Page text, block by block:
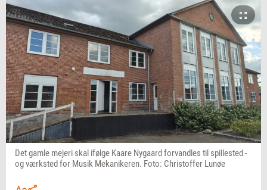
Det gamle mejeri skal ifølge Kaare Nygaard forvandles til spillested -
og værksted for Musik Mekanikeren. Foto: Christoffer Lunøe